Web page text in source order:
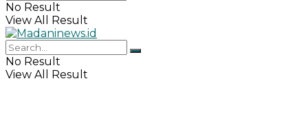
No Result
View All Result
No Result
View All Result